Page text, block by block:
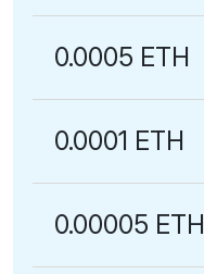
0.0005 ETH
0.0001 ETH
0.00005 ETH